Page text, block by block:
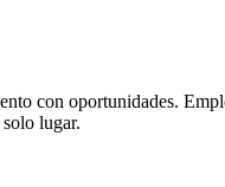
con oportunidades.
lugar.